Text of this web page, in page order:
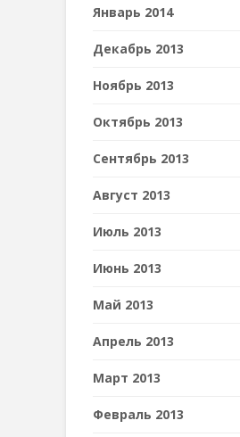
Январь 2014
Декабрь 2013
Ноябрь 2013
Октябрь 2013
Сентябрь 2013
Август 2013
Июль 2013
Июнь 2013
Май 2013
Апрель 2013
Март 2013
Февраль 2013